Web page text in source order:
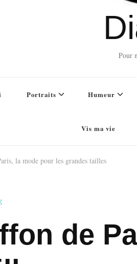
Pour
Portraits Humeur
Vis ma vie
la mode pour les grandes tailles
de